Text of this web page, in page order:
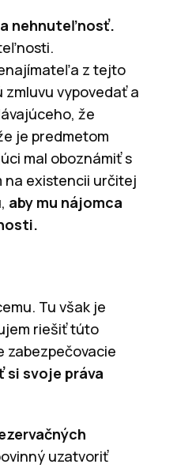
nehnuteľnosť.
z tejto
vypovedať a
že
je predmetom
mal oboznámiť s
na existencii určitej
aby mu nájomca
Tu však je
riešiť túto
zabezpečovacie
si svoje práva
uzatvoriť